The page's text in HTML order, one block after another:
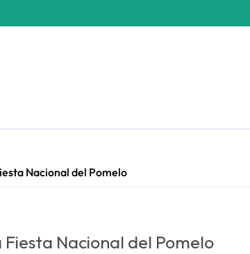
Nacional del Pomelo
Nacional del Pomelo